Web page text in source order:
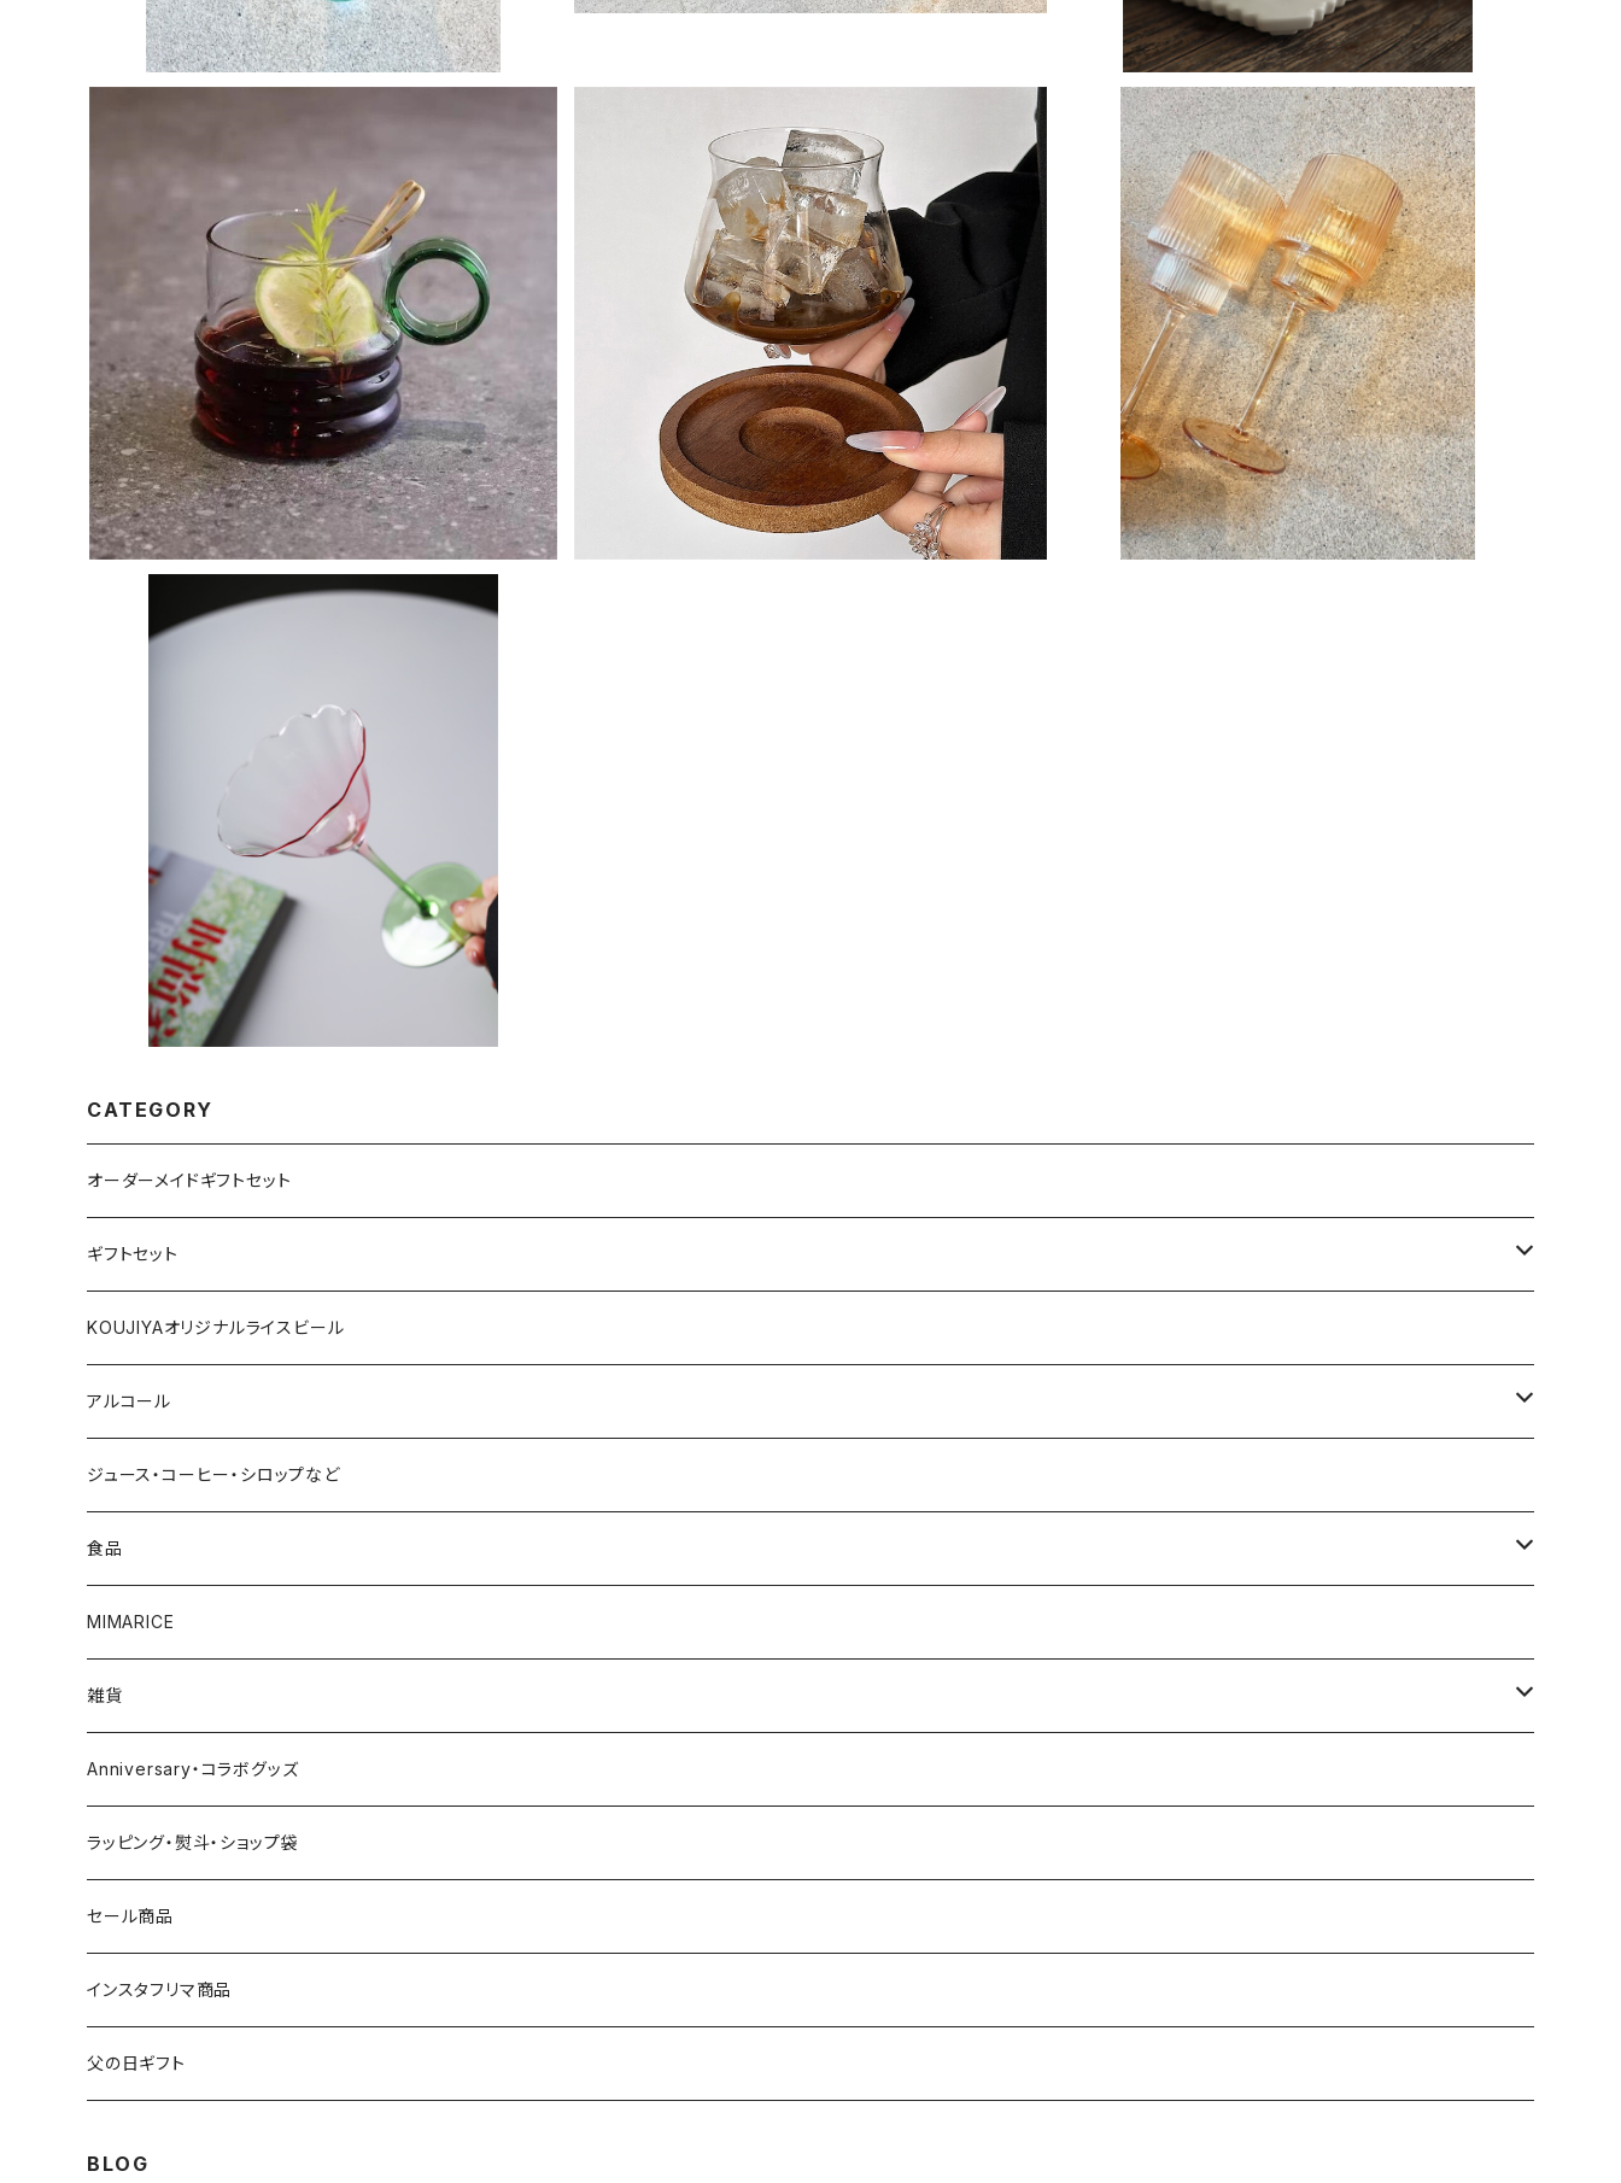
デザインセンス ガラスコップ
¥2,720
20%OFF
木製トレイ グラス コップ
¥3,300
アンバーワイングラス
¥3,200
シャンパンフラワーグラス
¥3,300
CATEGORY
オーダーメイドギフトセット
ギフトセット
1000円～
2000円～
3000円～
4000円～
5000円～
6000円～
7000円～
8000円～
9000円～
10000円～
20000円～
KOUJIYAオリジナルライスビール
アルコール
赤ワイン
白ワイン
スパークリング
ビール
焼酎
ウイスキー
日本酒
その他
ジュース・コーヒー・シロップなど
食品
調味料
CURRYCURRY
お菓子
その他
おつまみ
MIMARICE
雑貨
お皿
グラス
食器
マグカップ
オリジナルバッグ
Anniversary・コラボグッズ
ラッピング・熨斗・ショップ袋
セール商品
インスタフリマ商品
父の日ギフト
BLOG